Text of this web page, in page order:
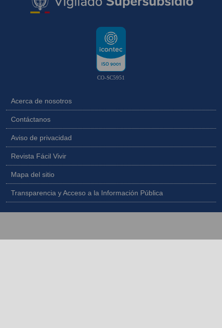
CO-SC5951
Acerca de nosotros
Contáctanos
Aviso de privacidad
Revista Fácil Vivir
Mapa del sitio
Transparencia y Acceso a la Información Pública